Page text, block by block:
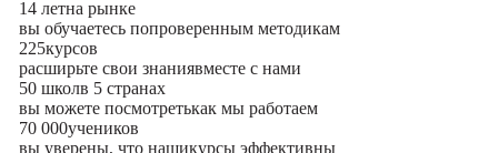
14 летна рынке
вы обучаетесь попроверенным методикам
225курсов
расширьте свои знаниявместе с нами
50 школв 5 странах
вы можете посмотретькак мы работаем
70 000учеников
вы уверены, что нашикурсы эффективны